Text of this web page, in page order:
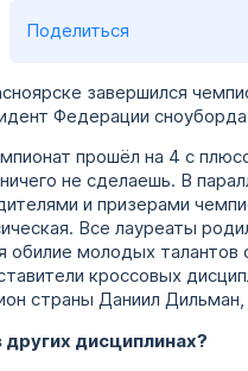
Поделиться
завершился
Федерации
прошёл на 4 с
не сделаешь. В
и призерами
Все лауреаты
обилие молодых талантов
кроссовых
страны Даниил
дисциплинах?